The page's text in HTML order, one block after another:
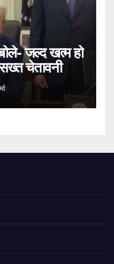
जल्द खत्म हो
चेतावनी